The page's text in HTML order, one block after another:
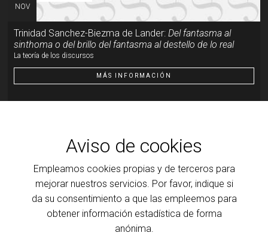
Aviso de cookies
Empleamos cookies propias y de terceros para
mejorar nuestros servicios. Por favor, indique si
da su consentimiento a que las empleemos para
obtener información estadística de forma
anónima.
NOV
Trinidad Sanchez-Biezma de Lander:Del fantasma al
sinthoma o del brillo del fantasma al destello de lo real
La teoría de los discursos
MÁS INFORMACIÓN
sinthoma o del brillo del fantasma al destello de lo real
Del brillo del fantasma al destello de lo real
MÁS INFORMACIÓN